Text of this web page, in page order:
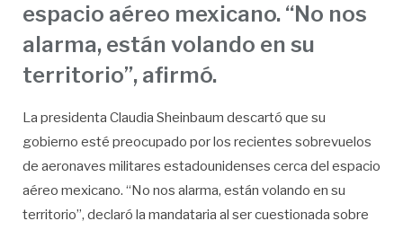
espacio aéreo mexicano. “No nos
alarma, están volando en su
territorio”, afirmó.
La presidenta Claudia Sheinbaum descartó que su
gobierno esté preocupado por los recientes sobrevuelos
de aeronaves militares estadounidenses cerca del espacio
aéreo mexicano. “No nos alarma, están volando en su
territorio”, declaró la mandataria al ser cuestionada sobre